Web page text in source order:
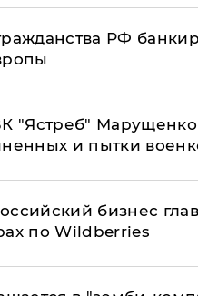
РФ
"Ястреб"
и пытки
бизнес
по Wildberries